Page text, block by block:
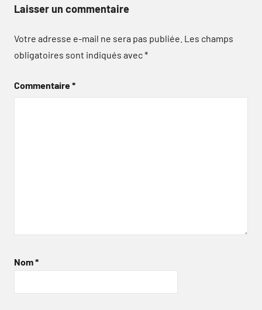
Laisser un commentaire
Votre adresse e-mail ne sera pas publiée. Les champs
obligatoires sont indiqués avec*
Commentaire*
Nom*